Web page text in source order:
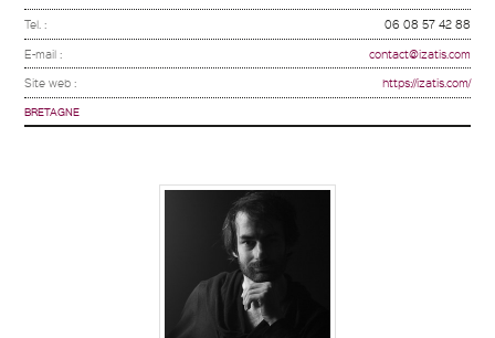
Tel. : 06 08 57 42 88
E-mail : contact@izatis.com
Site web : https://izatis.com/
BRETAGNE